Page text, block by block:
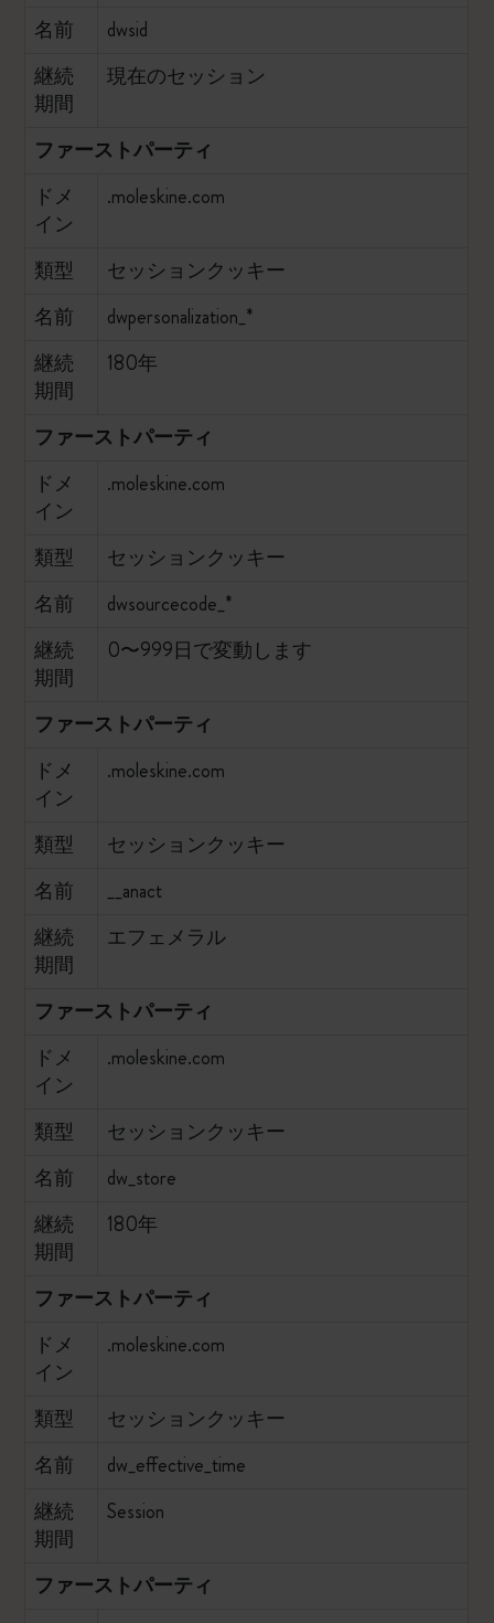
名前
dwsid
継続
期間
現在のセッション
ファーストパーティ
ドメ
イン
.moleskine.com
類型
セッションクッキー
名前
dwpersonalization_*
継続
期間
180年
ファーストパーティ
ドメ
イン
.moleskine.com
類型
セッションクッキー
名前
dwsourcecode_*
継続
期間
0〜999日で変動します
ファーストパーティ
ドメ
イン
.moleskine.com
類型
セッションクッキー
名前
__anact
継続
期間
エフェメラル
ファーストパーティ
ドメ
イン
.moleskine.com
類型
セッションクッキー
名前
dw_store
継続
期間
180年
ファーストパーティ
ドメ
イン
.moleskine.com
類型
セッションクッキー
名前
dw_effective_time
継続
期間
Session
ファーストパーティ